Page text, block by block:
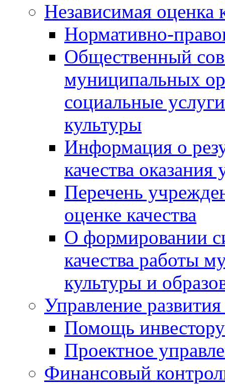
Независимая оценка
Нормативно-
Общественный
муниципальных
социальные
культуры
Информация о
качества оказания
Перечень
оценке качества
О формировании
качества работы
культуры и
Управление
Помощь инвестору
Проектное
Финансовый